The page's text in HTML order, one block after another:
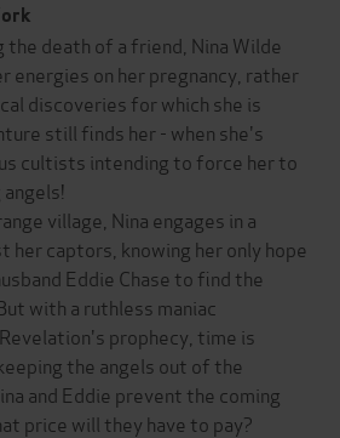
death of a friend, Nina Wilde
energies on her pregnancy, rather
discoveries for which she is
still finds her - when she's
cultists intending to force her to
village, Nina engages in a
captors, knowing her only hope
Eddie Chase to find the
with a ruthless maniac
prophecy, time is
the angels out of the
and Eddie prevent the coming
price will they have to pay?